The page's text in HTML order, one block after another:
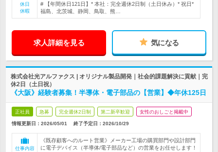
休日
休暇
# 【年間休日121日】* 本社：完全週休2日制（土日休み）* 祝日*
福島、北茨城、静岡、鳥取、熊…
求人詳細を見る 気になる
株式会社光アルファクス | オリジナル製品開発｜社会的課題解決に貢献｜完
休2日（土日祝）
《大阪》経験者募集！半導体・電子部品の【営業】◆年休125日
正社員 急募 完全週休2日制 第二新卒歓迎 女性のおしごと掲載中
情報更新日：2026/05/01 終了予定日： 2026/10/29
仕事内容
《既存顧客へのルート営業》メーカー工場の購買部門や設計部門
に電子デバイス（半導体/電子部品など）の営業をお任せします！